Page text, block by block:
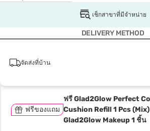
เช็กสาขาที่มีจำหน่าย
DELIVERY METHOD
จัดส่งที่บ้าน
ฟรีของแถม
ฟรี Glad2Glow Perfect
Cushion Refill 1 Pcs
Glad2Glow Makeup 1 ชิ้น